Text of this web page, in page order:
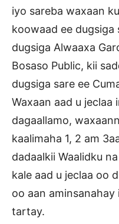
iyo sareba waxaan
koowaad ee dugsiga
dugsiga Alwaaxa
Bosaso Public, kii
dugsiga sare ee
Waxaan aad u
dagaallamo,
kaalimaha 1, 2 am
dadaalkii Waalidku
kale aad u jeclaa oo
oo aan
tartay.